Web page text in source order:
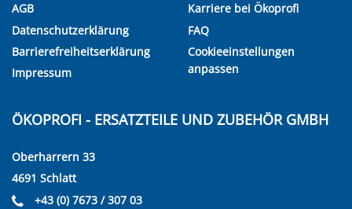
AGB
Datenschutzerklärung
Barrierefreiheitserklärung
Impressum
Karriere bei Ökoprofi
FAQ
Cookieeinstellungen
anpassen
ÖKOPROFI - ERSATZTEILE UND ZUBEHÖR GMBH
Oberharrern 33
4691 Schlatt
+43 (0) 7673 / 307 03